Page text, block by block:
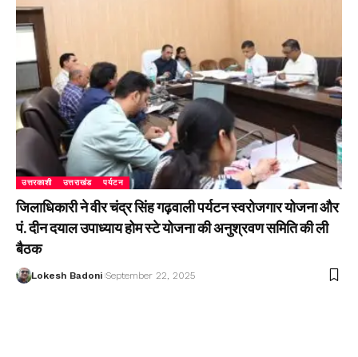
उत्तरकाशी उत्तराखंड पर्यटन
जिलाधिकारी ने वीर चंद्र सिंह गढ़वाली पर्यटन स्वरोजगार योजना और
पं. दीन दयाल उपाध्याय होम स्टे योजना की अनुश्रवण समिति की ली
बैठक
Lokesh Badoni September 22, 2025